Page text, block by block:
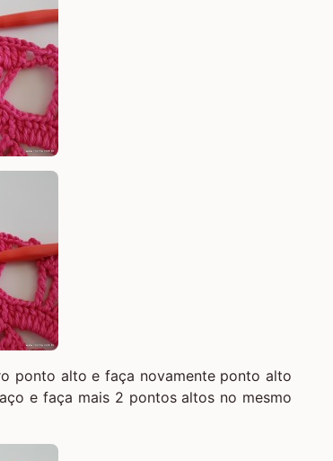
ponto alto e faça novamente ponto alto
e faça mais 2 pontos altos no mesmo